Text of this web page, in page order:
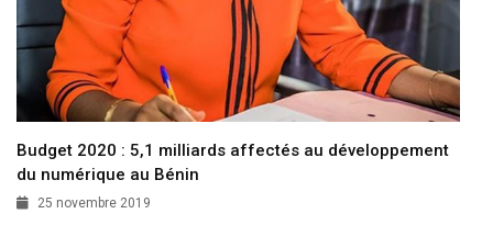
Budget 2020 : 5,1 milliards affectés au développement
du numérique au Bénin
25 novembre 2019